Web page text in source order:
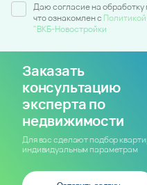
Даю согласие на
что ознакомлен c
"ВКБ-Новостройки
Заказать
консультацию
эксперта по
недвижимости
Для вас сделают подбор
индивидуальным параметрам